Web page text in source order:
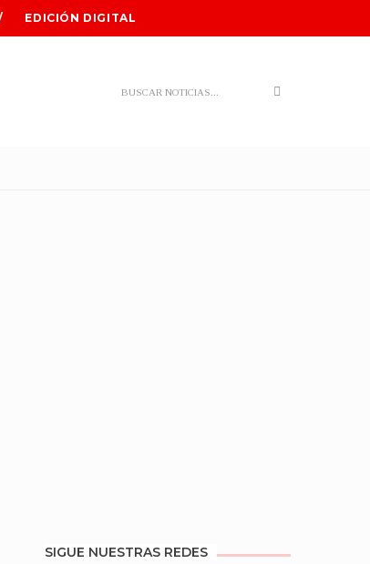
EDICIÓN DIGITAL
Search
SIGUE NUESTRAS REDES